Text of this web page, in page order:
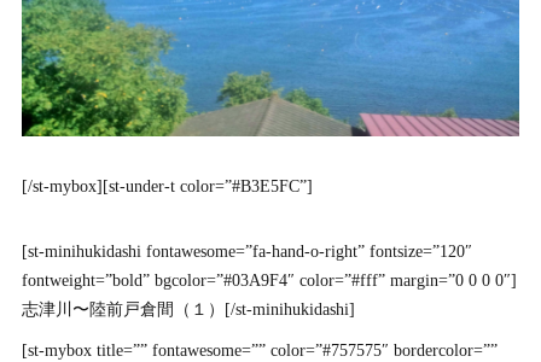
[/st-mybox][st-under-t color=”#B3E5FC”]
[st-minihukidashi fontawesome=”fa-hand-o-right” fontsize=”120″
fontweight=”bold” bgcolor=”#03A9F4″ color=”#fff” margin=”0 0 0 0″]
志津川〜陸前戸倉間（１）[/st-minihukidashi]
[st-mybox title=”” fontawesome=”” color=”#757575″ bordercolor=””